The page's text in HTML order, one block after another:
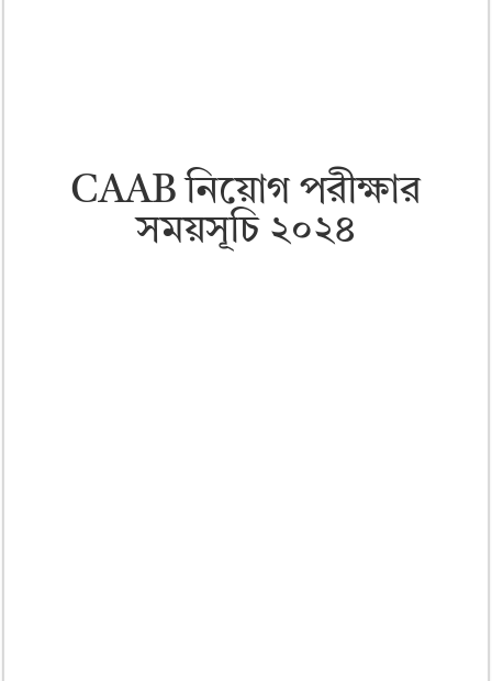
CAAB নিয়োগ পরীক্ষার
সময়সূচি ২০২৪